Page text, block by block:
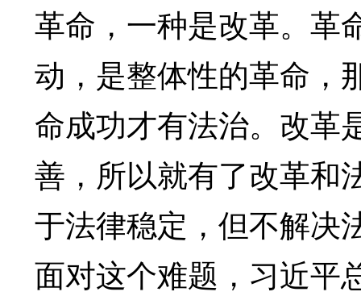
革命，一种是改革。革
动，是整体性的革命，
命成功才有法治。改革
善，所以就有了改革和
于法律稳定，但不解决
面对这个难题，习近平